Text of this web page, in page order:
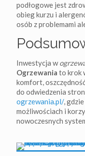
podłogowe jest
obieg kurzu i
osób z problemami
Inwestycja w
Ogrzewania to krok
komfort,
do odwiedzenia
ogrzewania.pl/,
możliwościach i
nowoczesnych